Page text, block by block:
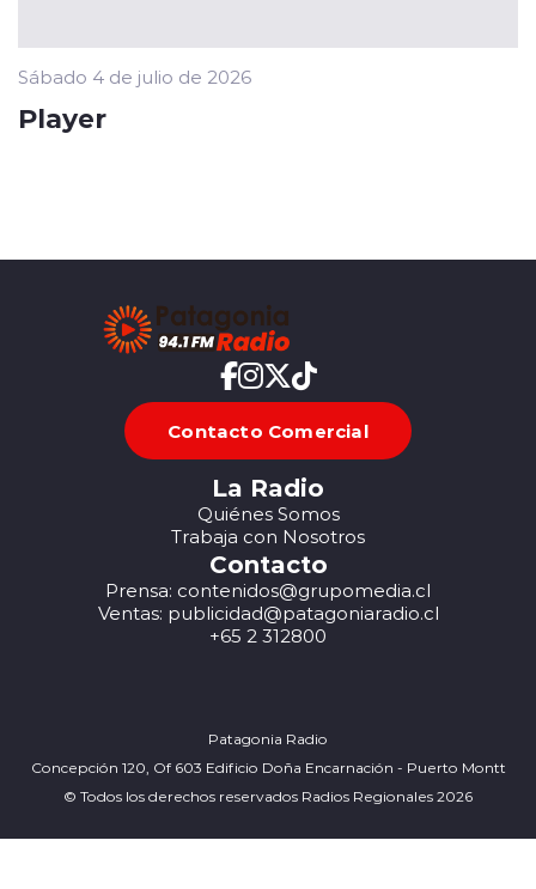
Sábado 4 de julio de 2026
Player
Contacto Comercial
La Radio
Quiénes Somos
Trabaja con Nosotros
Contacto
Prensa: contenidos@grupomedia.cl
Ventas: publicidad@patagoniaradio.cl
+65 2 312800
Patagonia Radio
Concepción 120, Of 603 Edificio Doña Encarnación - Puerto Montt
© Todos los derechos reservados Radios Regionales 2026